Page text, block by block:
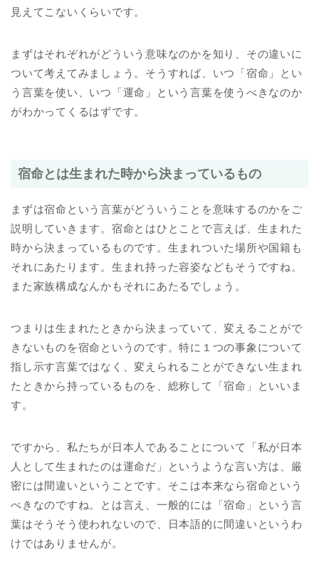
見えてこないくらいです。
まずはそれぞれがどういう意味なのかを知り、その違いに
ついて考えてみましょう。そうすれば、いつ「宿命」とい
う言葉を使い、いつ「運命」という言葉を使うべきなのか
がわかってくるはずです。
宿命とは生まれた時から決まっているもの
まずは宿命という言葉がどういうことを意味するのかをご
説明していきます。宿命とはひとことで言えば、生まれた
時から決まっているものです。生まれついた場所や国籍も
それにあたります。生まれ持った容姿などもそうですね。
また家族構成なんかもそれにあたるでしょう。
つまりは生まれたときから決まっていて、変えることがで
きないものを宿命というのです。特に１つの事象について
指し示す言葉ではなく、変えられることができない生まれ
たときから持っているものを、総称して「宿命」といいま
す。
ですから、私たちが日本人であることについて「私が日本
人として生まれたのは運命だ」というような言い方は、厳
密には間違いということです。そこは本来なら宿命という
べきなのですね。とは言え、一般的には「宿命」という言
葉はそうそう使われないので、日本語的に間違いというわ
けではありませんが。